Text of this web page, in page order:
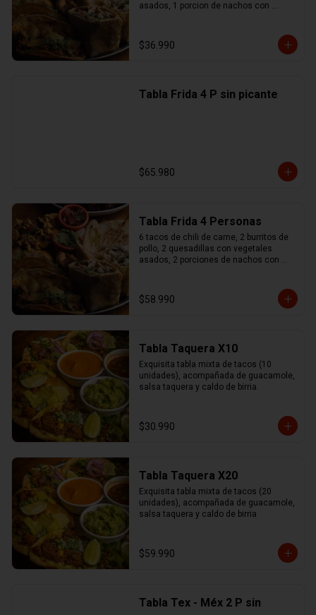
asados, 1 porcion de nachos con
guacamole, sour cream, pico de gallo
$36.990
Tabla Frida 4 P sin picante
$65.980
Tabla Frida 4 Personas
6 tacos de chili de carne, 2 burritos de
pollo, 2 quesadillas con vegetales
asados, 2 porciones de nachos con
guacamole, sour cream, pico de gallo
$58.990
Tabla Taquera X10
Exquisita tabla mixta de tacos (10
unidades), acompañada de guacamole,
salsa taquera y caldo de birria.
$30.990
Tabla Taquera X20
Exquisita tabla mixta de tacos (20
unidades), acompañada de guacamole,
salsa taquera y caldo de birria
$59.990
Tabla Tex - Méx 2 P sin